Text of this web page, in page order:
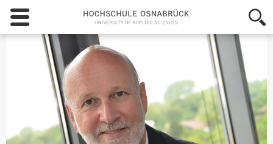
Hochschule
Osnabrück
-
University
of
Applied
Sciences